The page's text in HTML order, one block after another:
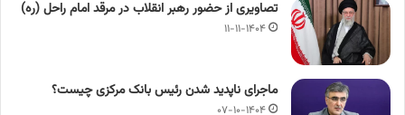
تصاویری از حضور رهبر انقلاب در مرقد امام راحل (ره)
۱۱-۱۱-۱۴۰۴
ماجرای ناپدید شدن رئیس بانک مرکزی چیست؟
۰۷-۱۰-۱۴۰۴